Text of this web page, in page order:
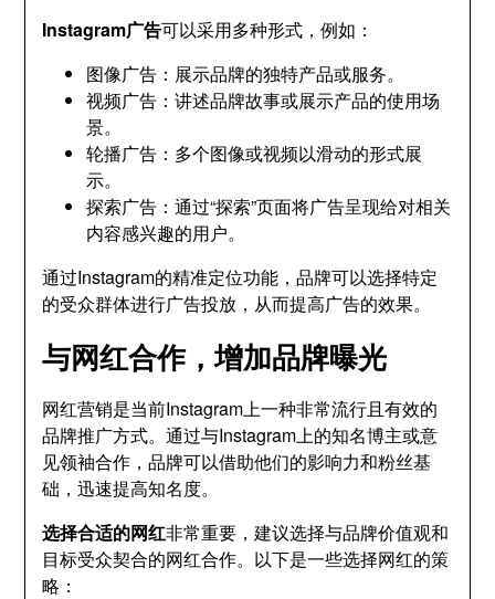
Instagram广告可以采用多种形式，例如：
图像广告：展示品牌的独特产品或服务。
视频广告：讲述品牌故事或展示产品的使用场
景。
轮播广告：多个图像或视频以滑动的形式展
示。
探索广告：通过“探索”页面将广告呈现给对相关
内容感兴趣的用户。
通过Instagram的精准定位功能，品牌可以选择特定
的受众群体进行广告投放，从而提高广告的效果。
与网红合作，增加品牌曝光
网红营销是当前Instagram上一种非常流行且有效的
品牌推广方式。通过与Instagram上的知名博主或意
见领袖合作，品牌可以借助他们的影响力和粉丝基
础，迅速提高知名度。
选择合适的网红非常重要，建议选择与品牌价值观和
目标受众契合的网红合作。以下是一些选择网红的策
略：